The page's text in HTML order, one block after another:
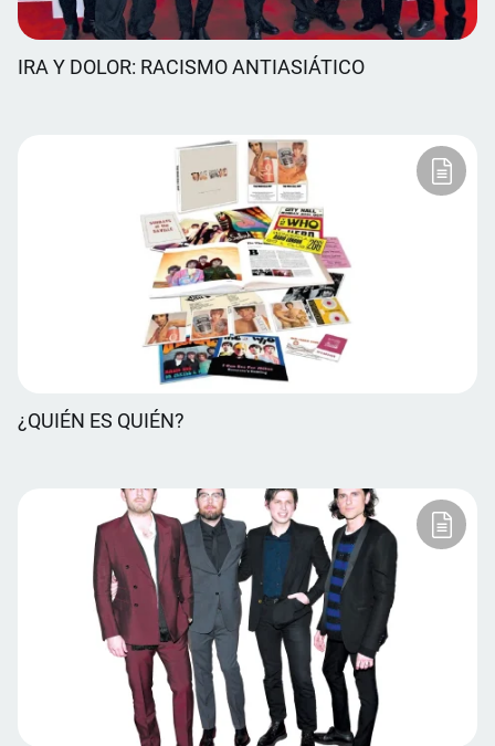
IRA Y DOLOR: RACISMO ANTIASIÁTICO
¿QUIÉN ES QUIÉN?